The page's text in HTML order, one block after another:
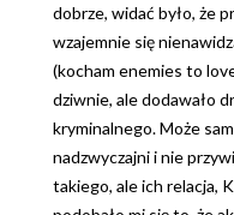
dobrze, widać było, że
wzajemnie się
(kocham enemies to
dziwnie, ale dodawało
kryminalnego. Może
nadzwyczajni i nie
takiego, ale ich relacja,